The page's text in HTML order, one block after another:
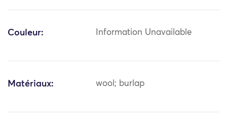
Couleur: Information Unavailable
Matériaux: wool; burlap